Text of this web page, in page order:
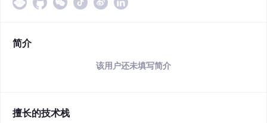
简介
该用户还未填写简介
擅长的技术栈